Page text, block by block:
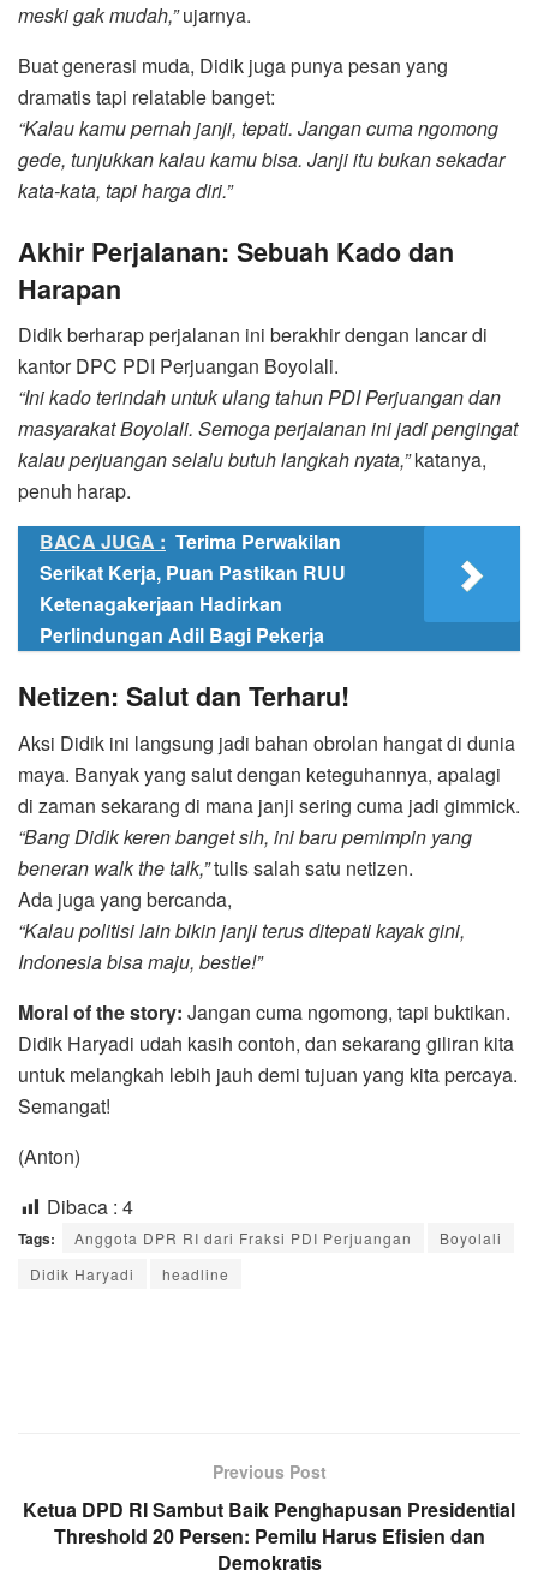
meski gak mudah,”ujarnya.
Buat generasi muda, Didik juga punya pesan yang
dramatis tapi relatable banget:
“Kalau kamu pernah janji, tepati. Jangan cuma ngomong
gede, tunjukkan kalau kamu bisa. Janji itu bukan sekadar
kata-kata, tapi harga diri.”
Akhir Perjalanan: Sebuah Kado dan
Harapan
Didik berharap perjalanan ini berakhir dengan lancar di
kantor DPC PDI Perjuangan Boyolali.
“Ini kado terindah untuk ulang tahun PDI Perjuangan dan
masyarakat Boyolali. Semoga perjalanan ini jadi pengingat
kalau perjuangan selalu butuh langkah nyata,”katanya,
penuh harap.
BACA JUGA : Terima Perwakilan
Serikat Kerja, Puan Pastikan RUU
Ketenagakerjaan Hadirkan
Perlindungan Adil Bagi Pekerja
Netizen: Salut dan Terharu!
Aksi Didik ini langsung jadi bahan obrolan hangat di dunia
maya. Banyak yang salut dengan keteguhannya, apalagi
di zaman sekarang di mana janji sering cuma jadi gimmick.
“Bang Didik keren banget sih, ini baru pemimpin yang
beneran walk the talk,”tulis salah satu netizen.
Ada juga yang bercanda,
“Kalau politisi lain bikin janji terus ditepati kayak gini,
Indonesia bisa maju, bestie!”
Moral of the story: Jangan cuma ngomong, tapi buktikan.
Didik Haryadi udah kasih contoh, dan sekarang giliran kita
untuk melangkah lebih jauh demi tujuan yang kita percaya.
Semangat!
(Anton)
Dibaca : 4
Tags: Anggota DPR RI dari Fraksi PDI Perjuangan
Boyolali
Didik Haryadi
headline
Previous Post
Ketua DPD RI Sambut Baik Penghapusan Presidential
Threshold 20 Persen: Pemilu Harus Efisien dan
Demokratis